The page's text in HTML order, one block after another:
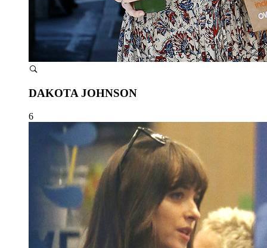
DAKOTA JOHNSON
6